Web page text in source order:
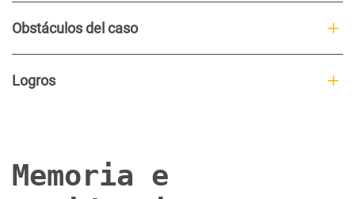
Obstáculos del caso
Logros
Memoria e